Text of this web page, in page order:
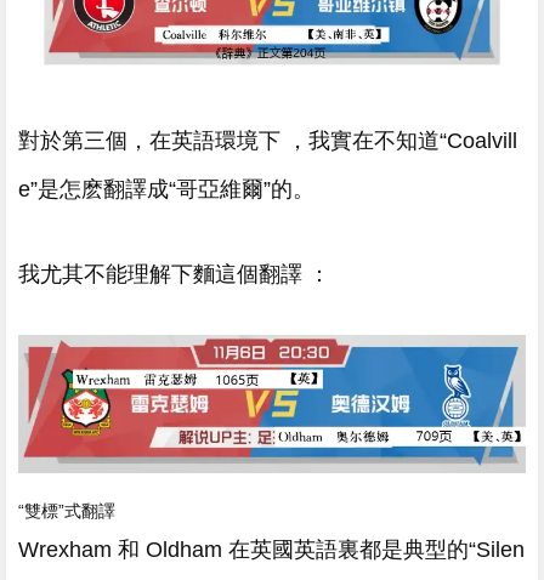
對於第三個，在英語環境下 ，我實在不知道“Coalvill
e”是怎麽翻譯成“哥亞維爾”的。
我尤其不能理解下麵這個翻譯 ：
“雙標”式翻譯
Wrexham 和 Oldham 在英國英語裏都是典型的“Silen